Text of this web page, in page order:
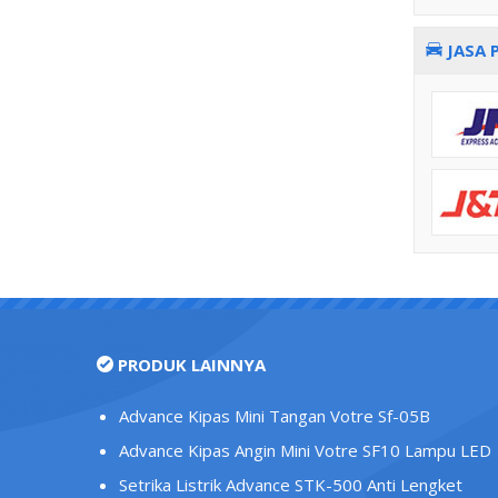
JASA
PRODUK LAINNYA
Advance Kipas Mini Tangan Votre Sf-05B
Advance Kipas Angin Mini Votre SF10 Lampu LED
Setrika Listrik Advance STK-500 Anti Lengket